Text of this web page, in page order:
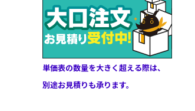
単価表の数量を大きく超える際は、
別途お見積りも承ります。